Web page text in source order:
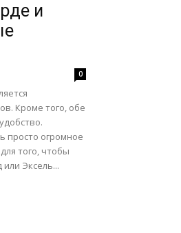
и
0
Кроме того, обе
просто огромное
того, чтобы
Эксель...